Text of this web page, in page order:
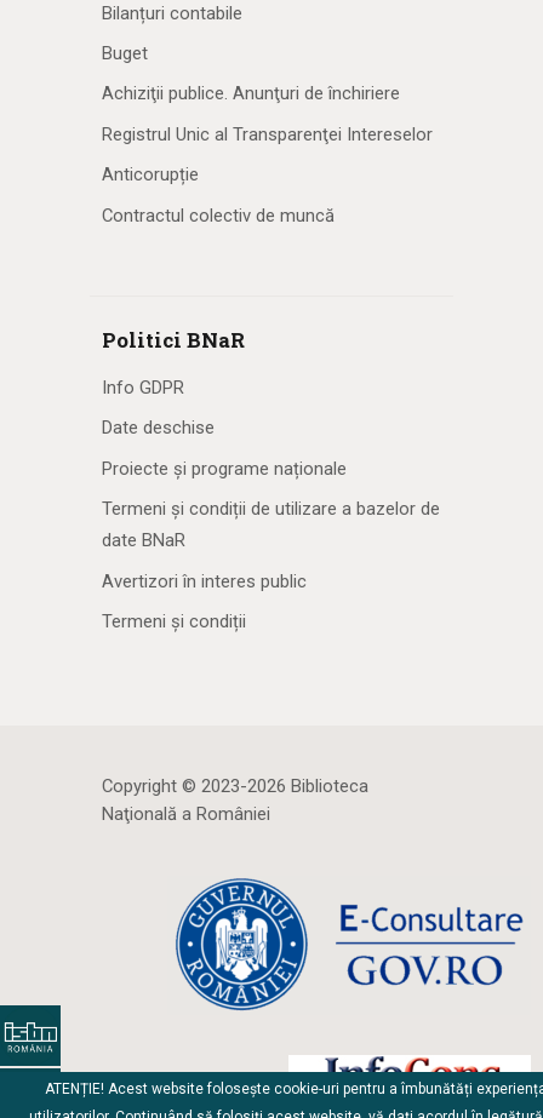
Bilanțuri contabile
Buget
Achiziţii publice. Anunţuri de închiriere
Registrul Unic al Transparenţei Intereselor
Anticorupție
Contractul colectiv de muncă
Politici BNaR
Info GDPR
Date deschise
Proiecte și programe naționale
Termeni și condiții de utilizare a bazelor de
date BNaR
Avertizori în interes public
Termeni și condiții
Copyright © 2023-2026 Biblioteca
Naţională a României
ATENȚIE! Acest website folosește cookie-uri pentru a îmbunătăți